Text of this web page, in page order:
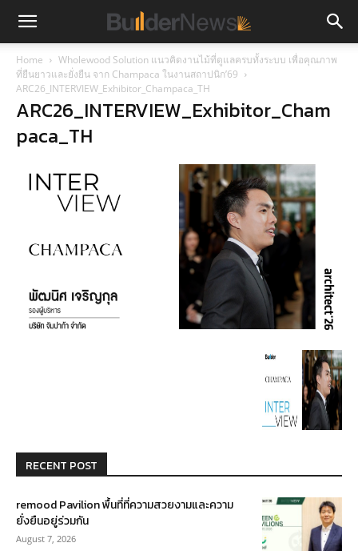
Home
Wholewood Solution แนวคิดงานไม้ที่ดูแลครบทั้งระบบ เพื่อคุณภาพ
ที่ยืนยาวและยั่งยืน จาก Champaca ในงานสถาปนิก’69
ARC26_INTERVIEW_Exhibitor_Champaca_TH
ARC26_INTERVIEW_Exhibitor_Cham
paca_TH
RECENT POST
remood Pavilion พื้นที่ที่ความสวยงามและความ
ยั่งยืนอยู่ร่วมกัน
August 7, 2026